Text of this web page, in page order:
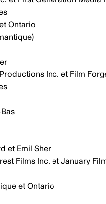
Ontario
Inc. et Film
et Emil Sher
Films Inc. et January
et Ontario